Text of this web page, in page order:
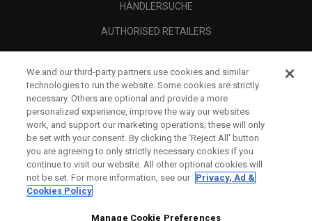
HÄNDLERSUCHE
AUTHORISED RETAILERS
UNTERNEHMENSPROFIL
RECHTLICHES-
We and our third-party partners use cookies and similar
technologies to run the website. Some cookies are strictly
necessary. Others are optional and provide a more
personalized experience, improve the way our websites
work, and support our marketing operations; these will only
be set with your consent. By clicking the ‘Reject All' button
you are agreeing to only strictly necessary cookies if you
continue to visit our website. All other optional cookies will
not be set. For more information, see our Privacy, Ad &
Cookies Policy
Manage Cookie Preferences